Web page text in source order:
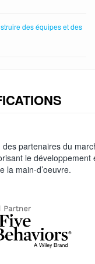
des équipes et des
partenaires du
le développement
la main-d’oeuvre.